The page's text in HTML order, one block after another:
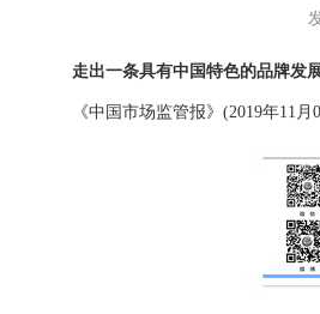
走出一条具有中国特色的品牌
《中国市场监管报》(2019年11